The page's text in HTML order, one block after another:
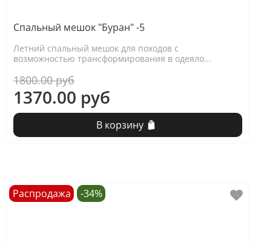
Спальный мешок "Буран" -5
Летний спальный мешок для походов с
возможностью трансформирования в одеяло...
1800.00 руб
1370.00 руб
В корзину
Распродажа -34%